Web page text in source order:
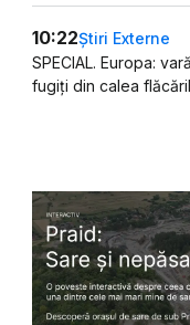
10:22Știri Externe
SPECIAL. Europa:
fugiți din calea